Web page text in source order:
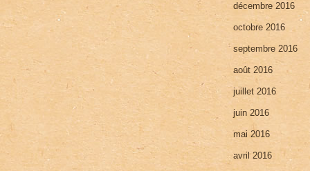
décembre 2016
octobre 2016
septembre 2016
août 2016
juillet 2016
juin 2016
mai 2016
avril 2016